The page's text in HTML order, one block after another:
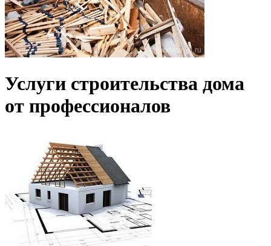
Услуги строительства дома
от профессионалов